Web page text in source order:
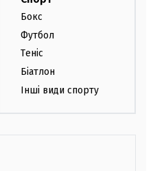
Бокс
Футбол
Теніс
Біатлон
Інші види спорту